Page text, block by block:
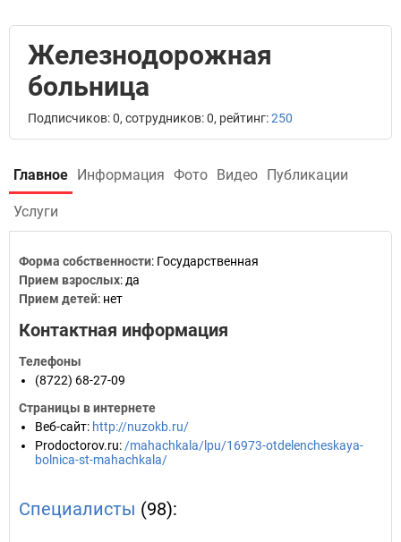
Железнодорожная
больница
Подписчиков: 0, сотрудников: 0, рейтинг:250
Главное Информация Фото Видео Публикации
Услуги
Форма собственности: Государственная
Прием взрослых: да
Прием детей: нет
Контактная информация
Телефоны
(8722) 68-27-09
Страницы в интернете
Веб-сайт: http://nuzokb.ru/
Prodoctorov.ru: /mahachkala/lpu/16973-otdelencheskaya-
bolnica-st-mahachkala/
Специалисты (98):